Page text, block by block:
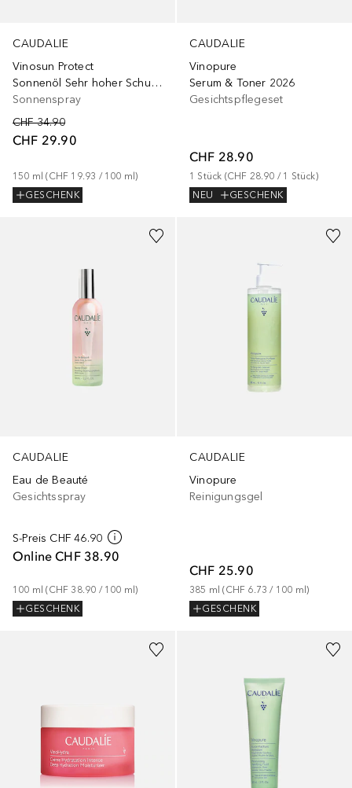
CAUDALIE
Vinosun Protect
Sonnenöl Sehr hoher Schutz LSF50
Sonnenspray
CHF 34.90
CHF 29.90
150 ml (CHF 19.93 / 100 ml)
GESCHENK
CAUDALIE
Vinopure
Serum & Toner 2026
Gesichtspflegeset
CHF 28.90
1 Stück (CHF 28.90 / 1 Stück)
NEU
GESCHENK
CAUDALIE
Eau de Beauté
Gesichtsspray
S-Preis CHF 46.90
Online CHF 38.90
100 ml (CHF 38.90 / 100 ml)
GESCHENK
CAUDALIE
Vinopure
Reinigungsgel
CHF 25.90
385 ml (CHF 6.73 / 100 ml)
GESCHENK